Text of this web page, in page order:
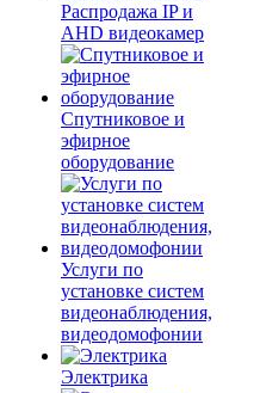
Распродажа IP и
AHD видеокамер
Спутниковое и
эфирное
оборудование
Услуги по
установке систем
видеонаблюдения,
видеодомофонии
Электрика